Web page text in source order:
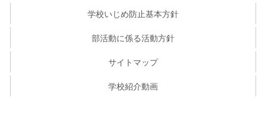
学校いじめ防止基本方針
部活動に係る活動方針
サイトマップ
学校紹介動画